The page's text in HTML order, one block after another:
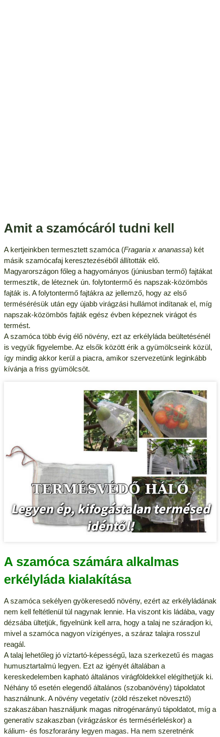
Amit a szamócáról tudni kell
A kertjeinkben termesztett szamóca (Fragaria x ananassa) két
másik szamócafaj keresztezéséből állították elő.
Magyarországon főleg a hagyományos (júniusban termő) fajtákat
termesztik, de léteznek ún. folytontermő és napszak-közömbös
fajták is. A folytontermő fajtákra az jellemző, hogy az első
termésérésük után egy újabb virágzási hullámot indítanak el, míg
napszak-közömbös fajták egész évben képeznek virágot és
termést.
A szamóca több évig élő növény, ezt az erkélyláda beültetésénél
is vegyük figyelembe. Az elsők között érik a gyümölcseink közül,
így mindig akkor kerül a piacra, amikor szervezetünk leginkább
kívánja a friss gyümölcsöt.
A szamóca számára alkalmas
erkélyláda kialakítása
A szamóca sekélyen gyökeresedő növény, ezért az erkélyládának
nem kell feltétlenül túl nagynak lennie. Ha viszont kis ládába, vagy
dézsába ültetjük, figyelnünk kell arra, hogy a talaj ne száradjon ki,
mivel a szamóca nagyon vízigényes, a száraz talajra rosszul
reagál.
A talaj lehetőleg jó víztartó-képességű, laza szerkezetű és magas
humusztartalmú legyen. Ezt az igényét általában a
kereskedelemben kapható általános virágföldekkel elégíthetjük ki.
Néhány tő esetén elegendő általános (szobanövény) tápoldatot
használnunk. A növény vegetatív (zöld részeket növesztő)
szakaszában használjunk magas nitrogénarányú tápoldatot, míg a
generatív szakaszban (virágzáskor és termésérleléskor) a
kálium- és foszforarány legyen magas. Ha nem szeretnénk